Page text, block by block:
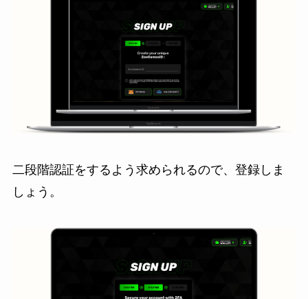
二段階認証をするよう求められるので、登録しま
しょう。